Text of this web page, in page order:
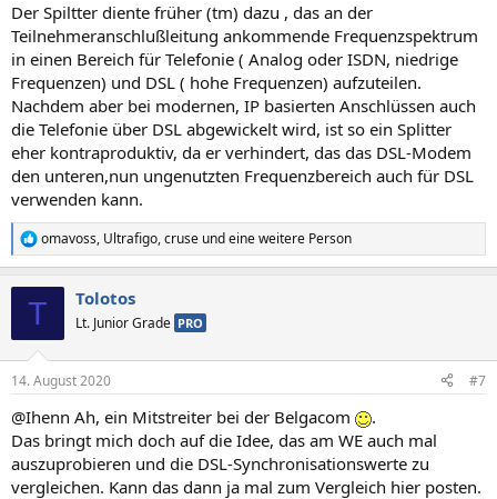
Der Spiltter diente früher (tm) dazu , das an der
Teilnehmeranschlußleitung ankommende Frequenzspektrum
in einen Bereich für Telefonie ( Analog oder ISDN, niedrige
Frequenzen) und DSL ( hohe Frequenzen) aufzuteilen.
Nachdem aber bei modernen, IP basierten Anschlüssen auch
die Telefonie über DSL abgewickelt wird, ist so ein Splitter
eher kontraproduktiv, da er verhindert, das das DSL-Modem
den unteren,nun ungenutzten Frequenzbereich auch für DSL
verwenden kann.
R
e
e
:
omavoss, Ultrafigo,cruse und eine weitere Person
T Tolotos
Lt. Junior Grade PRO
14. August 2020 #7
@Ihenn Ah, ein Mitstreiter bei der Belgacom
.
Das bringt mich doch auf die Idee, das am WE auch mal
auszuprobieren und die DSL-Synchronisationswerte zu
vergleichen. Kann das dann ja mal zum Vergleich hier posten.